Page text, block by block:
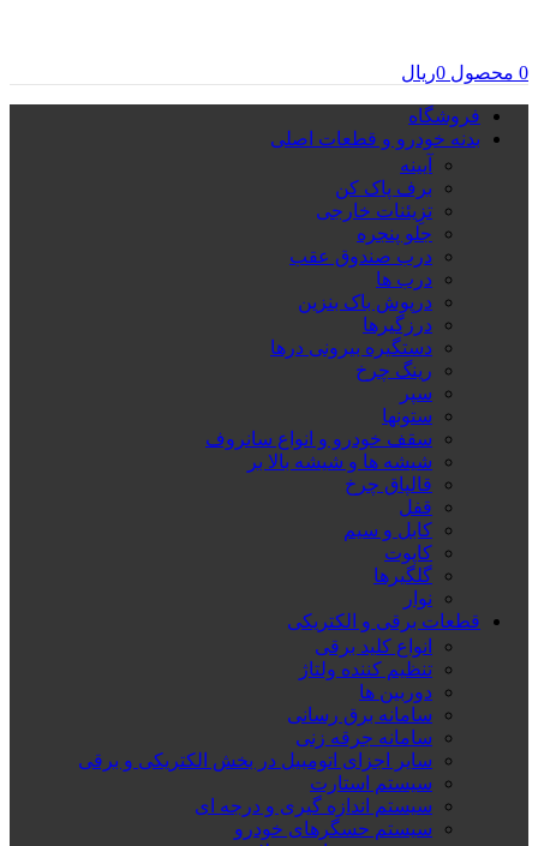
0 محصول 0ریال
فروشگاه
بدنه خودرو و قطعات اصلی
آیینه
برف پاک کن
تزِیئنات خارجی
جلو پنجره
درب صندوق عقب
درب ها
درپوش باک بنزین
درزگیرها
دستگیره بیرونی درها
رینگ چرخ
سپر
ستونها
سقف خودرو و انواع سانروف
شیشه ها و شیشه بالا بر
قالپاق چرخ
قفل
کابل و سیم
کاپوت
گلگیرها
نوار
قطعات برقی و الکتریکی
انواع کلید برقی
تنظیم کننده ولتاژ
دوربین ها
سامانه برق رسانی
سامانه جرقه زنی
سایر اجزای اتومبیل در بخش الکتریکی و برقی
سیستم استارت
سیستم اندازه گیری و درجه ای
سیستم حسگرهای خودرو